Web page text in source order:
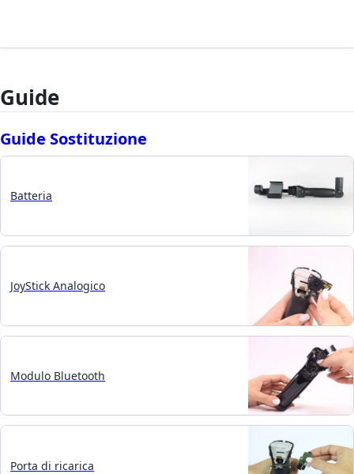
Guide
Guide Sostituzione
Batteria
JoyStick Analogico
Modulo Bluetooth
Porta di ricarica